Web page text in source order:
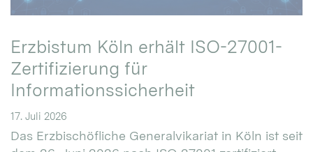
Erzbistum Köln erhält ISO-27001-
Zertifizierung für
Informationssicherheit
17. Juli 2026
Das Erzbischöfliche Generalvikariat in Köln ist seit